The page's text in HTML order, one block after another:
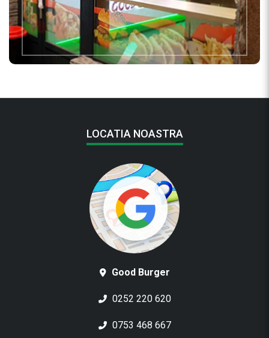
LOCATIA NOASTRA
Good Burger
0252 220 620
0753 468 667